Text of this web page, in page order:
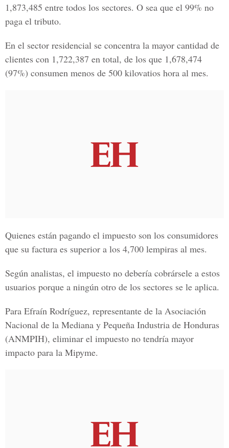
1,873,485 entre todos los sectores. O sea que el 99% no
paga el tributo.
En el sector residencial se concentra la mayor cantidad de
clientes con 1,722,387 en total, de los que 1,678,474
(97%) consumen menos de 500 kilovatios hora al mes.
Quienes están pagando el impuesto son los consumidores
que su factura es superior a los 4,700 lempiras al mes.
Según analistas, el impuesto no debería cobrársele a estos
usuarios porque a ningún otro de los sectores se le aplica.
Para Efraín Rodríguez, representante de la Asociación
Nacional de la Mediana y Pequeña Industria de Honduras
(ANMPIH), eliminar el impuesto no tendría mayor
impacto para la Mipyme.